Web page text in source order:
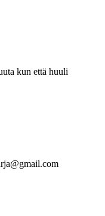
kun että huuli